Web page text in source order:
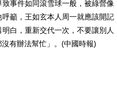
事件如同滾雪球一般，被綠營像
籲，王如玄本人周一就應該開記
白，重新交代一次，不要讓別人
有辦法幫忙」。(中國時報)